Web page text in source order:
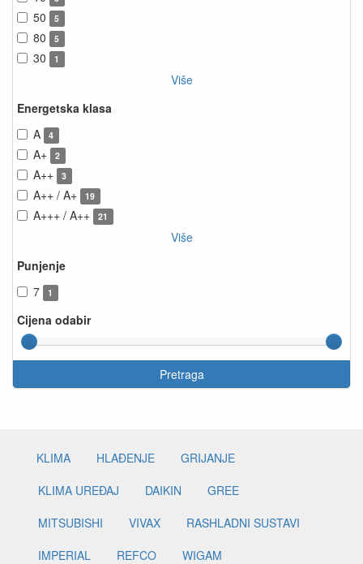
50 5
80 5
30 1
Više
Energetska klasa
A
4
A+ 2
A++ 3
A++ / A+ 19
A+++ / A++ 21
Više
Punjenje
7
1
Cijena odabir
Pretraga
KLIMA HLAĐENJE
GRIJANJE
KLIMA UREĐAJ
DAIKIN
GREE
MITSUBISHI
VIVAX
RASHLADNI SUSTAVI
IMPERIAL
REFCO
WIGAM